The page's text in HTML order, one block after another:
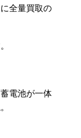
全量買取の
電池が一体